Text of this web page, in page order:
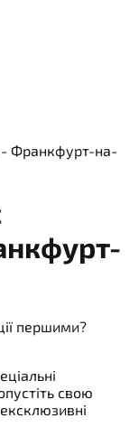
- Франкфурт-на-
першими?
свою